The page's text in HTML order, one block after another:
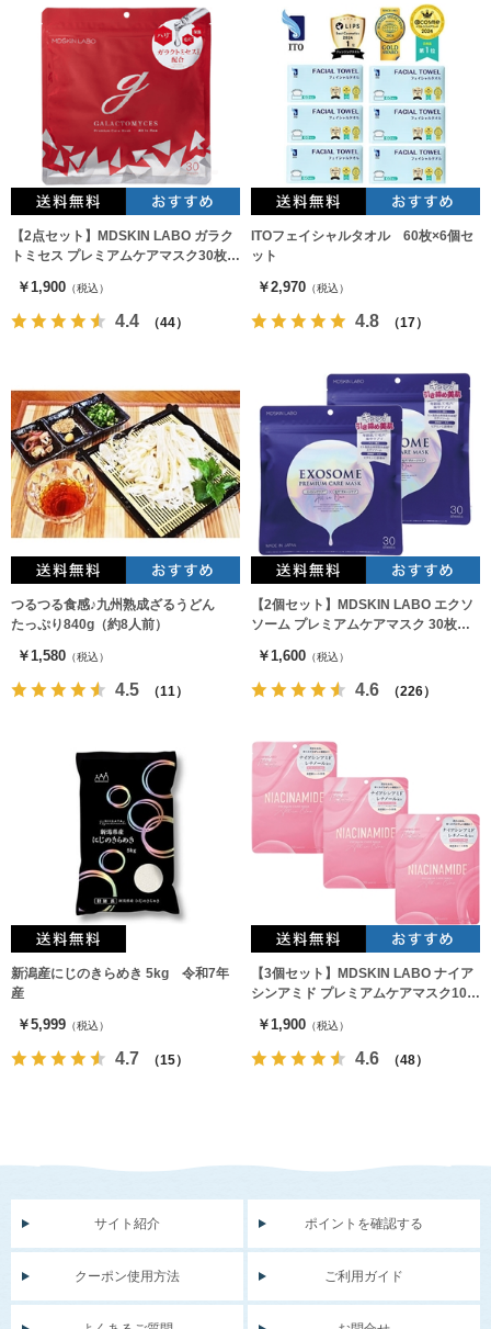
【2点セット】MDSKIN LABO ガラク
トミセス プレミアムケアマスク30枚
￥1,900 （税込）
4.4 （44）
ITOフェイシャルタオル 60枚×6個セ
ット
￥2,970 （税込）
4.8 （17）
つるつる食感♪九州熟成ざるうどん
たっぷり840g（約8人前）
￥1,580 （税込）
4.5 （11）
【2個セット】MDSKIN LABO エクソ
ソーム プレミアムケアマスク 30枚入
￥1,600 （税込）
4.6 （226）
新潟産にじのきらめき 5kg 令和7年
産
￥5,999 （税込）
4.7 （15）
【3個セット】MDSKIN LABO ナイア
シンアミド プレミアムケアマスク10枚
￥1,900 （税込）
4.6 （48）
サイト紹介 ポイントを確認する
クーポン使用方法 ご利用ガイド